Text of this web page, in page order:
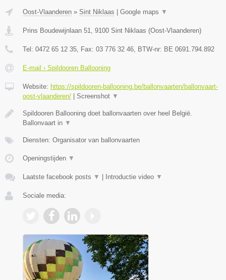
Oost-Vlaanderen » Sint Niklaas | Google maps ▼
Prins Boudewijnlaan 51 9100 Sint Niklaas (Oost-Vlaanderen)
Tel: 0472 65 12 35 , Fax: 03 776 32 46 , BTW-nr: BE 0691.794.892
E-mail › Spildooren Ballooning
Website: https://spildooren-ballooning.be/ballonvaarten/ballonvaart-
oost-vlaanderen/ | Screenshot ▼
Spildooren Ballooning doet ballonvaarten over heel België.
Ballonvaart in ▼
Diensten: Organisator van ballonvaarten
Openingstijden ▼
Laatste facebook posts ▼ | Introductie video ▼
Sociale media: